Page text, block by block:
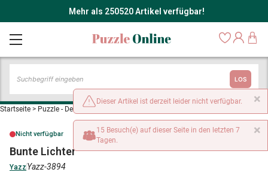
Mehr als 250520 Artikel verfügbar!
LOS
Startseite > Puzzle - Dekoration und Objekte
Nicht verfügbar
Bunte Lichter
Yazz Yazz-3894
×
Dieser Artikel ist derzeit leider nicht verfügbar.
×
15 Besuch(e) auf dieser Seite in den letzten 7
Tagen.